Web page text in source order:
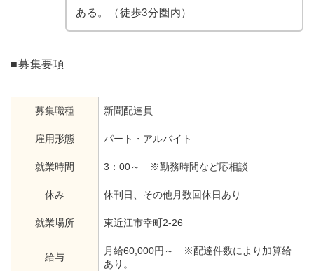
ある。（徒歩3分圏内）
■募集要項
募集職種 新聞配達員
雇用形態 パート・アルバイト
就業時間 3：00～ ※勤務時間など応相談
休み 休刊日、その他月数回休日あり
就業場所 東近江市幸町2-26
給与
月給60,000円～ ※配達件数により加算給
あり。